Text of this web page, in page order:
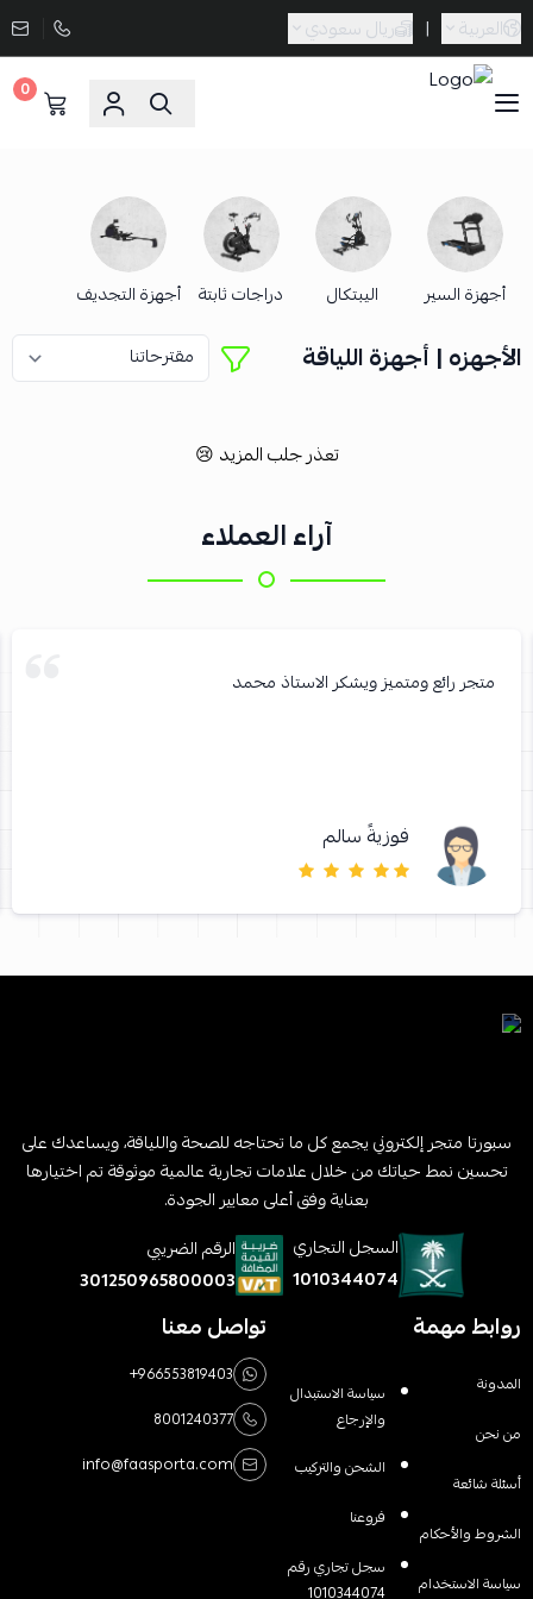
العربية | ريال سعودي
0
أجهزة السير اليبتكال دراجات ثابتة أجهزة التجديف
الأجهزه | أجهزة اللياقة
تعذر جلب المزيد 😢
آراء العملاء
متجر رائع ومتميز ويشكر الاستاذ محمد
فوزيةً سالم
سبورتا متجر إلكتروني يجمع كل ما تحتاجه للصحة واللياقة، ويساعدك على
تحسين نمط حياتك من خلال علامات تجارية عالمية موثوقة تم اختيارها
بعناية وفق أعلى معايير الجودة.
السجل التجاري
1010344074
الرقم الضريبي
301250965800003
روابط مهمة
المدونة
من نحن
أسئلة شائعة
الشروط والأحكام
سياسة الاستخدام
سياسة الاستبدال
والإرجاع
الشحن والتركيب
فروعنا
سجل تجاري رقم
1010344074
تواصل معنا
+966553819403
8001240377
info@faasporta.com